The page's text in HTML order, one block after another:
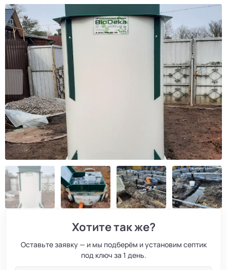
Хотите так же?
Оставьте заявку — и мы подберём и установим септик
под ключ за 1 день.